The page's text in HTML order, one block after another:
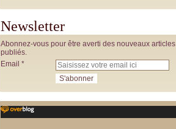
Newsletter
Abonnez-vous pour être averti des nouveaux articles
publiés.
Email